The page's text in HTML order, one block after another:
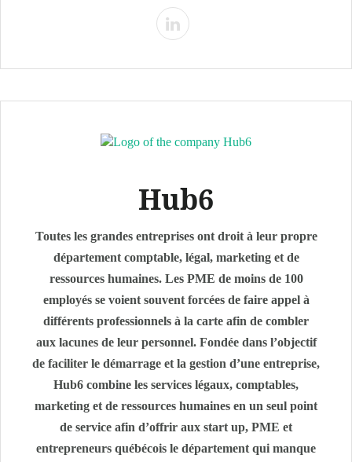
Hub6
Toutes les grandes entreprises ont droit à leur propre
département comptable, légal, marketing et de
ressources humaines. Les PME de moins de 100
employés se voient souvent forcées de faire appel à
différents professionnels à la carte afin de combler
aux lacunes de leur personnel. Fondée dans l’objectif
de faciliter le démarrage et la gestion d’une entreprise,
Hub6 combine les services légaux, comptables,
marketing et de ressources humaines en un seul point
de service afin d’offrir aux start up, PME et
entrepreneurs québécois le département qui manque